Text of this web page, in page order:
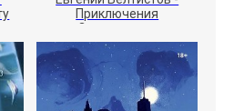
Приключения
Электроника